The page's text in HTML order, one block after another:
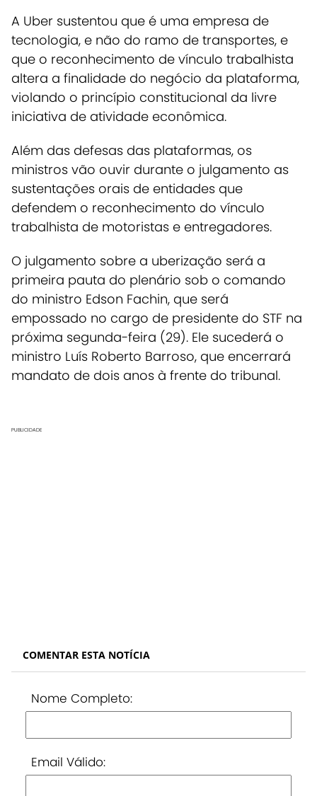
A Uber sustentou que é uma empresa de
tecnologia, e não do ramo de transportes, e
que o reconhecimento de vínculo trabalhista
altera a finalidade do negócio da plataforma,
violando o princípio constitucional da livre
iniciativa de atividade econômica.
Além das defesas das plataformas, os
ministros vão ouvir durante o julgamento as
sustentações orais de entidades que
defendem o reconhecimento do vínculo
trabalhista de motoristas e entregadores.
O julgamento sobre a uberização será a
primeira pauta do plenário sob o comando
do ministro Edson Fachin, que será
empossado no cargo de presidente do STF na
próxima segunda-feira (29). Ele sucederá o
ministro Luís Roberto Barroso, que encerrará
mandato de dois anos à frente do tribunal.
PUBLICIDADE
COMENTAR ESTA NOTÍCIA
Nome Completo:
Email Válido: